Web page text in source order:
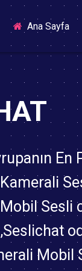
Ana Sayfa
En
Sesli
Mobil